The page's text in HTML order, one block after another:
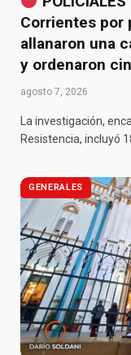
Corrientes por
allanaron una
y ordenaron
agosto 7, 2026
La investigación,
Resistencia, incluyó
GENERALES